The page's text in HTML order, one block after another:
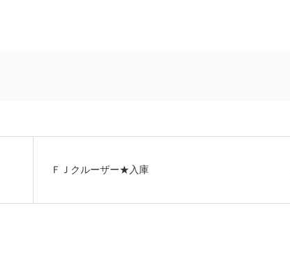
ＦＪクルーザー★入庫